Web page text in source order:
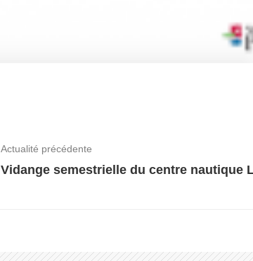
Actualité précédente
Vidange semestrielle du centre nautique